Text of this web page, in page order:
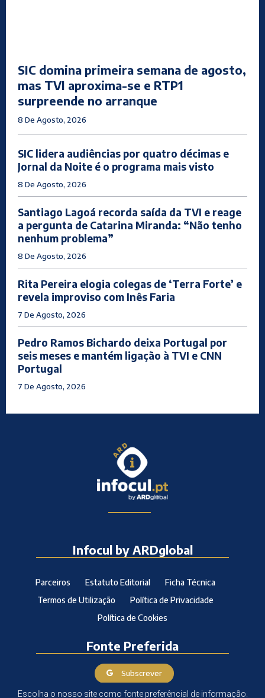
SIC domina primeira semana de agosto,
mas TVI aproxima-se e RTP1
surpreende no arranque
8 De Agosto, 2026
SIC lidera audiências por quatro décimas e
Jornal da Noite é o programa mais visto
8 De Agosto, 2026
Santiago Lagoá recorda saída da TVI e reage
a pergunta de Catarina Miranda: “Não tenho
nenhum problema”
8 De Agosto, 2026
Rita Pereira elogia colegas de ‘Terra Forte’ e
revela improviso com Inês Faria
7 De Agosto, 2026
Pedro Ramos Bichardo deixa Portugal por
seis meses e mantém ligação à TVI e CNN
Portugal
7 De Agosto, 2026
Infocul by ARDglobal
Parceiros Estatuto Editorial
Ficha Técnica
Termos de Utilização
Política de Privacidade
Política de Cookies
Fonte Preferida
Subscrever
Escolha o nosso site como fonte preferêncial de informação.